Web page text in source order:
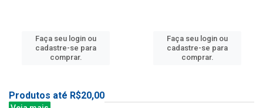
Faça seu login ou
cadastre-se para
comprar.
Faça seu login ou
cadastre-se para
comprar.
Produtos até R$20,00